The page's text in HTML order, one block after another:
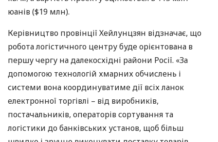
юанів ($19 млн).
Керівництво провінції Хейлунцзян відзначає, що
робота логістичного центру буде орієнтована в
першу чергу на далекосхідні райони Росії. «За
допомогою технологій хмарних обчислень і
системи вона координуватиме дії всіх ланок
електронної торгівлі – від виробників,
постачальників, операторів сортування та
логістики до банківських установ, щоб більш